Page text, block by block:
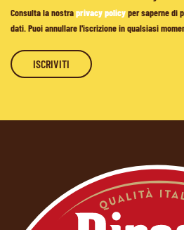
Consulta la nostraprivacy policyper saperne di
dati. Puoi annullare l'iscrizione in qualsiasi